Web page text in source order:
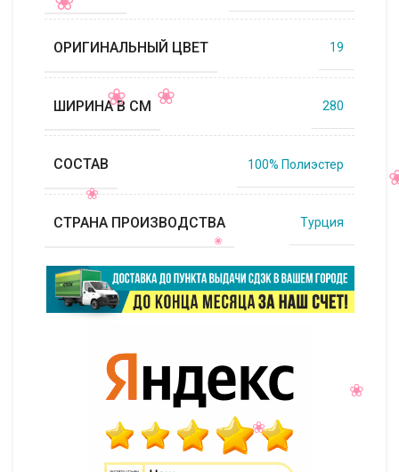
ОРИГИНАЛЬНЫЙ ЦВЕТ 19
ШИРИНА В СМ 280
СОСТАВ 100% Полиэстер
СТРАНА ПРОИЗВОДСТВА Турция